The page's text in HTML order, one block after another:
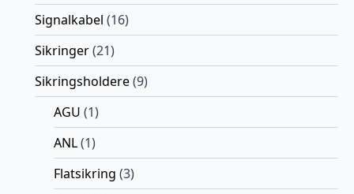
Signalkabel (16)
Sikringer(21)
Sikringsholdere(9)
AGU (1)
ANL(1)
Flatsikring (3)